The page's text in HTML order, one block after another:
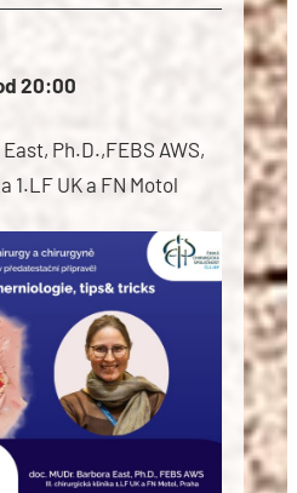
20:00
Ph.D.,FEBS AWS,
1.LF UK a FN Motol